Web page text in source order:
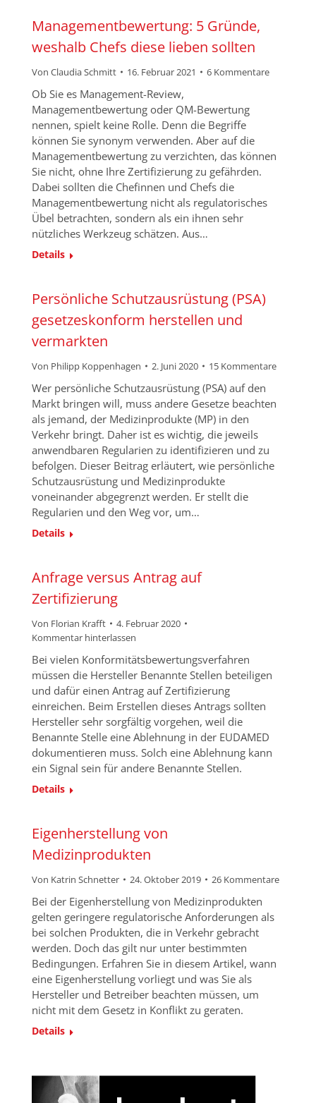
Managementbewertung: 5 Gründe,
weshalb Chefs diese lieben sollten
Von Claudia Schmitt 16. Februar 2021 6 Kommentare
Ob Sie es Management-Review,
Managementbewertung oder QM-Bewertung
nennen, spielt keine Rolle. Denn die Begriffe
können Sie synonym verwenden. Aber auf die
Managementbewertung zu verzichten, das können
Sie nicht, ohne Ihre Zertifizierung zu gefährden.
Dabei sollten die Chefinnen und Chefs die
Managementbewertung nicht als regulatorisches
Übel betrachten, sondern als ein ihnen sehr
nützliches Werkzeug schätzen. Aus…
Details
Persönliche Schutzausrüstung (PSA)
gesetzeskonform herstellen und
vermarkten
Von Philipp Koppenhagen 2. Juni 2020 15 Kommentare
Wer persönliche Schutzausrüstung (PSA) auf den
Markt bringen will, muss andere Gesetze beachten
als jemand, der Medizinprodukte (MP) in den
Verkehr bringt. Daher ist es wichtig, die jeweils
anwendbaren Regularien zu identifizieren und zu
befolgen. Dieser Beitrag erläutert, wie persönliche
Schutzausrüstung und Medizinprodukte
voneinander abgegrenzt werden. Er stellt die
Regularien und den Weg vor, um…
Details
Anfrage versus Antrag auf
Zertifizierung
Von Florian Krafft
4. Februar 2020
Kommentar hinterlassen
Bei vielen Konformitätsbewertungsverfahren
müssen die Hersteller Benannte Stellen beteiligen
und dafür einen Antrag auf Zertifizierung
einreichen. Beim Erstellen dieses Antrags sollten
Hersteller sehr sorgfältig vorgehen, weil die
Benannte Stelle eine Ablehnung in der EUDAMED
dokumentieren muss. Solch eine Ablehnung kann
ein Signal sein für andere Benannte Stellen.
Details
Eigenherstellung von
Medizinprodukten
Von Katrin Schnetter 24. Oktober 2019 26 Kommentare
Bei der Eigenherstellung von Medizinprodukten
gelten geringere regulatorische Anforderungen als
bei solchen Produkten, die in Verkehr gebracht
werden. Doch das gilt nur unter bestimmten
Bedingungen. Erfahren Sie in diesem Artikel, wann
eine Eigenherstellung vorliegt und was Sie als
Hersteller und Betreiber beachten müssen, um
nicht mit dem Gesetz in Konflikt zu geraten.
Details